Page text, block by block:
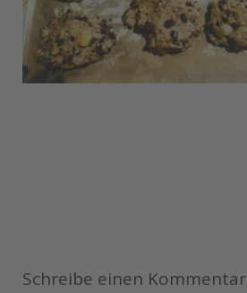
Schreibe einen Kommentar